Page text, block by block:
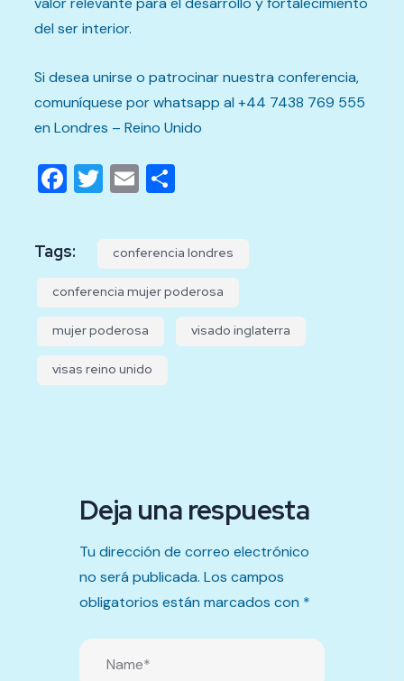
del ser interior.
Si desea unirse o patrocinar nuestra conferencia,
comuníquese por whatsapp al +44 7438 769 555
en Londres – Reino Unido
Facebook
Twitter
Email
Tags: conferencia londres
conferencia mujer poderosa
mujer poderosa visado inglaterra
visas reino unido
Deja una respuesta
Tu dirección de correo electrónico
no será publicada. Los campos
obligatorios están marcados con *